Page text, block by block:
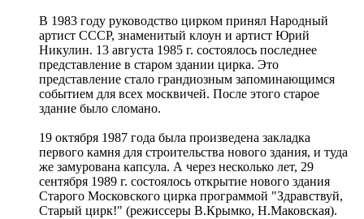
В 1983 году руководство цирком принял Народный
артист СССР, знаменитый клоун и артист Юрий
Никулин. 13 августа 1985 г. состоялось последнее
представление в старом здании цирка. Это
представление стало грандиозным запоминающимся
событием для всех москвичей. После этого старое
здание было сломано.
19 октября 1987 года была произведена закладка
первого камня для строительства нового здания, и туда
же замурована капсула. А через несколько лет, 29
сентября 1989 г. состоялось открытие нового здания
Старого Московского цирка программой "Здравствуй,
Старый цирк!" (режиссеры В.Крымко, Н.Маковская).